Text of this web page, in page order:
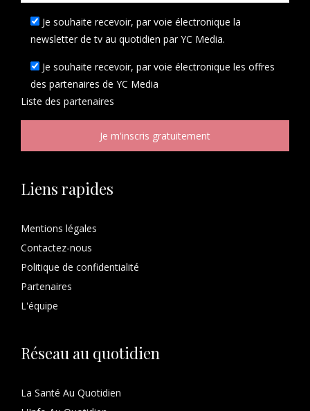
Je souhaite recevoir, par voie électronique la
newsletter de tv au quotidien par YC Media.
Je souhaite recevoir, par voie électronique les offres
des partenaires de YC Media
Liste des partenaires
Liens rapides
Mentions légales
Contactez-nous
Politique de confidentialité
Partenaires
L'équipe
Réseau au quotidien
La Santé Au Quotidien